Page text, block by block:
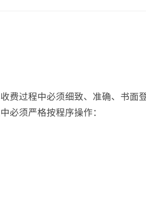
费过程中必须细致、准确、书面
必须严格按程序操作：